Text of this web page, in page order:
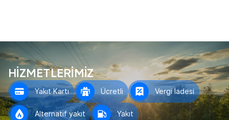
HİZMETLERİMİZ
Yakıt Kartı Ücretli Vergi İadesi
Alternatif yakıt Yakıt